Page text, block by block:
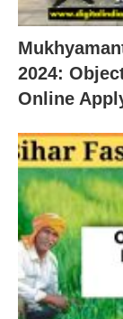
2024:
Online